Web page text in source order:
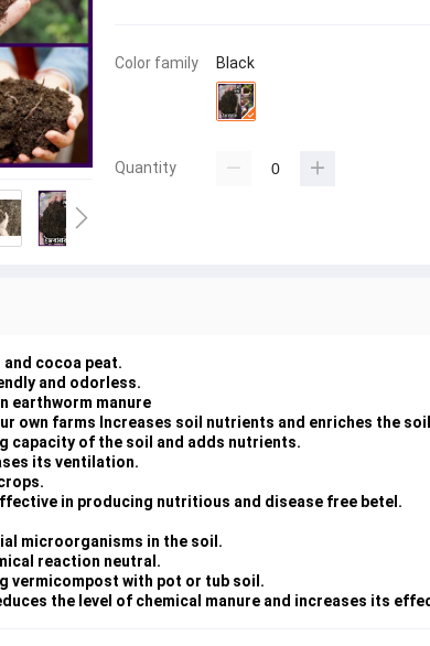
Color family Black
Quantity
and cocoa peat.
and odorless.
earthworm manure
own farms Increases soil nutrients and enriches the
capacity of the soil and adds nutrients.
its ventilation.
in producing nutritious and disease free betel.
microorganisms in the soil.
reaction neutral.
vermicompost with pot or tub soil.
the level of chemical manure and increases its